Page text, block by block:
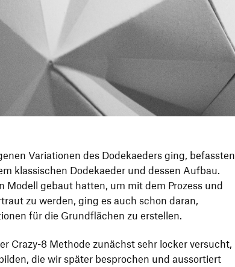
Variationen des Dodekaeders ging, befassten
klassischen Dodekaeder und dessen Aufbau.
Modell gebaut hatten, um mit dem Prozess und
zu werden, ging es auch schon daran,
für die Grundflächen zu erstellen.
Crazy-8 Methode zunächst sehr locker versucht,
die wir später besprochen und aussortiert